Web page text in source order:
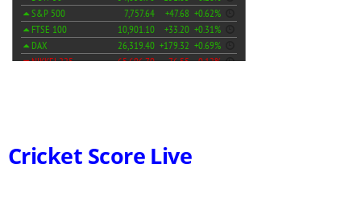
Cricket Score Live